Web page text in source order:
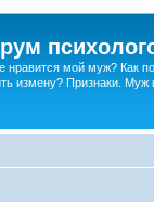
нравится мой муж? Как
измену? Признаки. Муж